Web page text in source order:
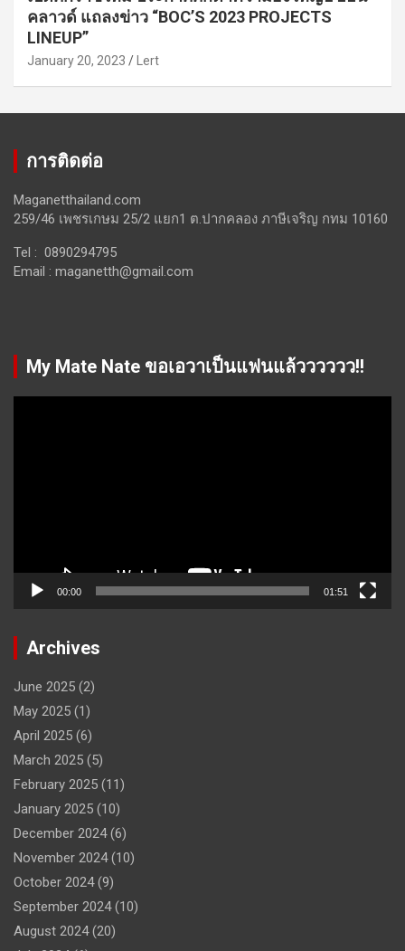
คลาวด์ แถลงข่าว “BOC’S 2023 PROJECTS
LINEUP”
January 20, 2023 Lert
การติดต่อ
Maganetthailand.com
259/46 เพชรเกษม 25/2 แยก1 ต.ปากคลอง ภาษีเจริญ กทม 10160
Tel : 0890294795
Email : maganetth@gmail.com
My Mate Nate ขอเอวาเป็นแฟนแล้วววววว!!
00:00 01:51
Archives
June 2025 (2)
May 2025 (1)
April 2025 (6)
March 2025 (5)
February 2025 (11)
January 2025 (10)
December 2024(6)
November 2024(10)
October 2024(9)
September 2024(10)
August 2024(20)